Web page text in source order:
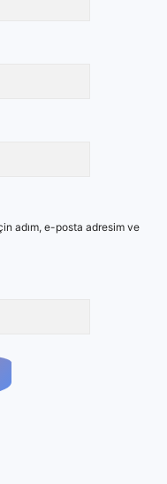
adım, e-posta adresim ve